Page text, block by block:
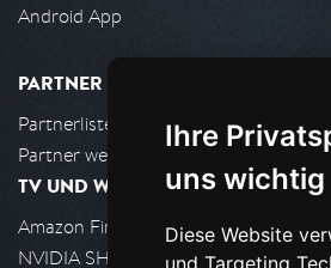
Ihre
uns wichtig
Diese Website
und Targeting
Android App
PARTNER
Partnerliste
Partner werden
TV UND WOHNZIMMER
Amazon FireTV
NVIDIA SHIELD, Google TV